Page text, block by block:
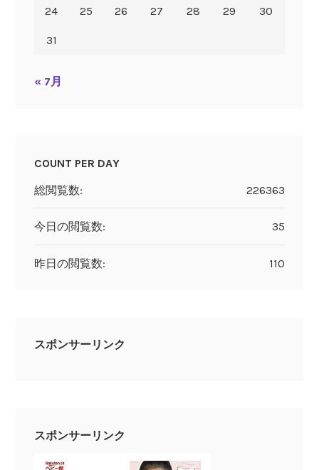
24 25 26 27 28 29 30
31
« 7月
COUNT PER DAY
226363
総閲覧数:
35
今日の閲覧数:
110
昨日の閲覧数:
スポンサーリンク
スポンサーリンク